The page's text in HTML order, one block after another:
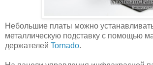
Небольшие платы можно
металлическую подставку с помощью
держателей Tornado.